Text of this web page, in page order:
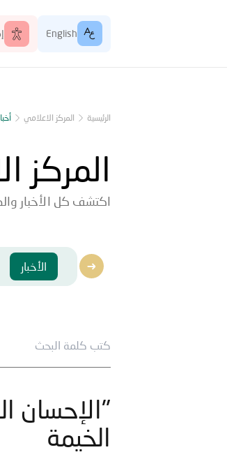
English
الرئيسية المركز الاعلامي
المركز
اكتشف كل الأخبار
الأخبار
"الإحسان
الخيمة